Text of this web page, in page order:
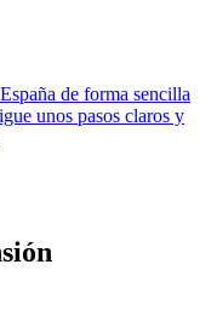
de forma sencilla
unos pasos claros y